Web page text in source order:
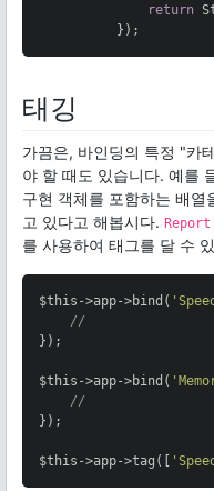
return
          });
태깅
가끔은, 바인딩의 특정 "카
야 할 때도 있습니다. 예를
구현 객체를 포함하는 배
고 있다고 해봅시다. Report
를 사용하여 태그를 달 수
$this->app->bind(
//
});
$this->app->bind(
//
});
$this->app->tag([